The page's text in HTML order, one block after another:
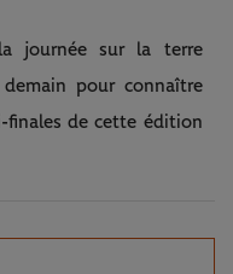
journée sur la terre
pour connaître
finales de cette édition